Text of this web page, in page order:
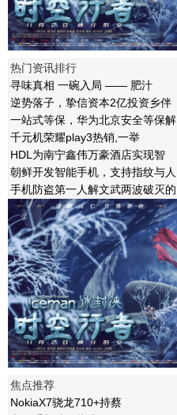
热门资讯排行
寻味真相 一碗入局 —— 肥汁
逆势落子，挚信资本2亿投资乡伴
一站式等保，华为北京安全等保解
千元机荣耀play3热销,一举
HDL为南宁鑫伟万豪酒店实现智
朝鲜开发智能手机，支持指纹与人
手机防盗第一人解文武两波破灭的
焦点推荐
NokiaX7骁龙710+持蔡